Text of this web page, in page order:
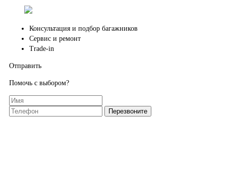
Консультация и подбор багажников
Сервис и ремонт
Trade-in
Отправить
Помочь с выбором?